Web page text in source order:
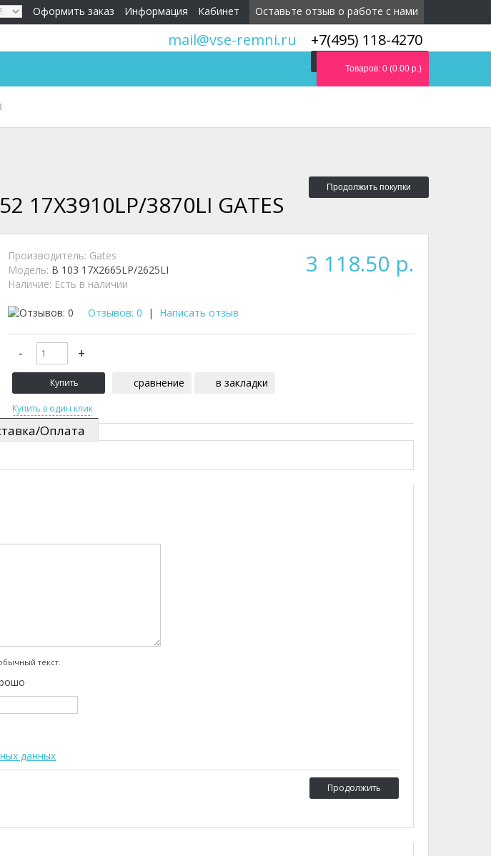
Оставьте отзыв о работе с нами
Кабинет
Информация
Оформить заказ
+7(495) 118-4270
mail@vse-remni.ru
Товаров: 0 (0.00 р.)
Продолжить покупки
17X3910LP/3870LI GATES
3 118.50 р.
Производитель: Gates
Модель: B 103 17X2665LP/2625LI
Наличие: Есть в наличии
Отзывов: 0 | Написать отзыв
сравнение в закладки
Оплата
текст.
данных
Продолжить